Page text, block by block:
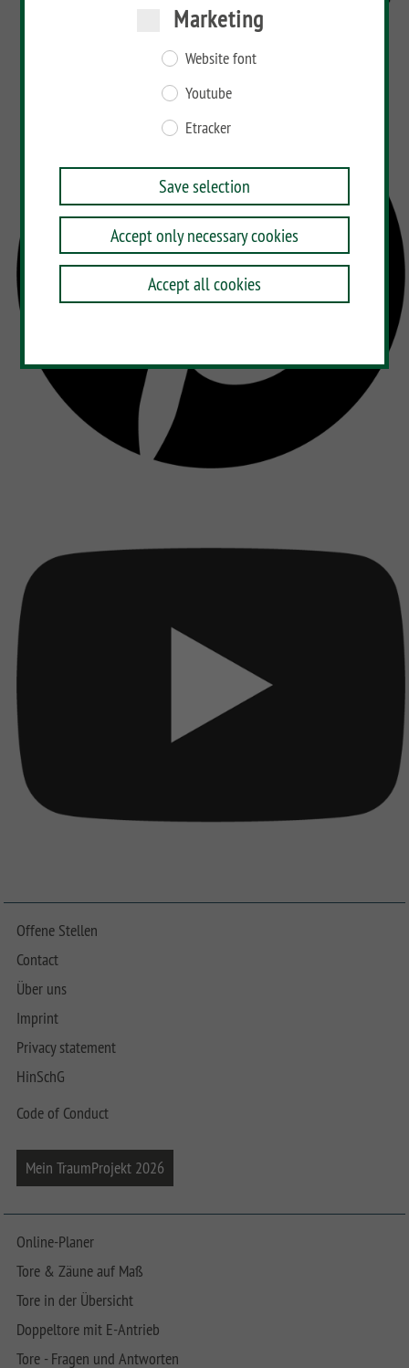
Marketing
Website font
Youtube
Etracker
Save selection
Accept only necessary cookies
Accept all cookies
Offene Stellen
Contact
Über uns
Imprint
Privacy statement
HinSchG
Code of Conduct
Mein TraumProjekt 2026
Online-Planer
Tore & Zäune auf Maß
Tore in der Übersicht
Doppeltore mit E-Antrieb
Tore - Fragen und Antworten